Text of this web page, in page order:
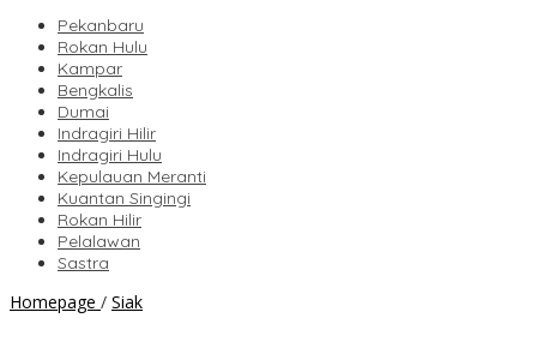
Pekanbaru
Rokan Hulu
Kampar
Bengkalis
Dumai
Indragiri Hilir
Indragiri Hulu
Kepulauan Meranti
Kuantan Singingi
Rokan Hilir
Pelalawan
Sastra
Homepage / SiakPolres